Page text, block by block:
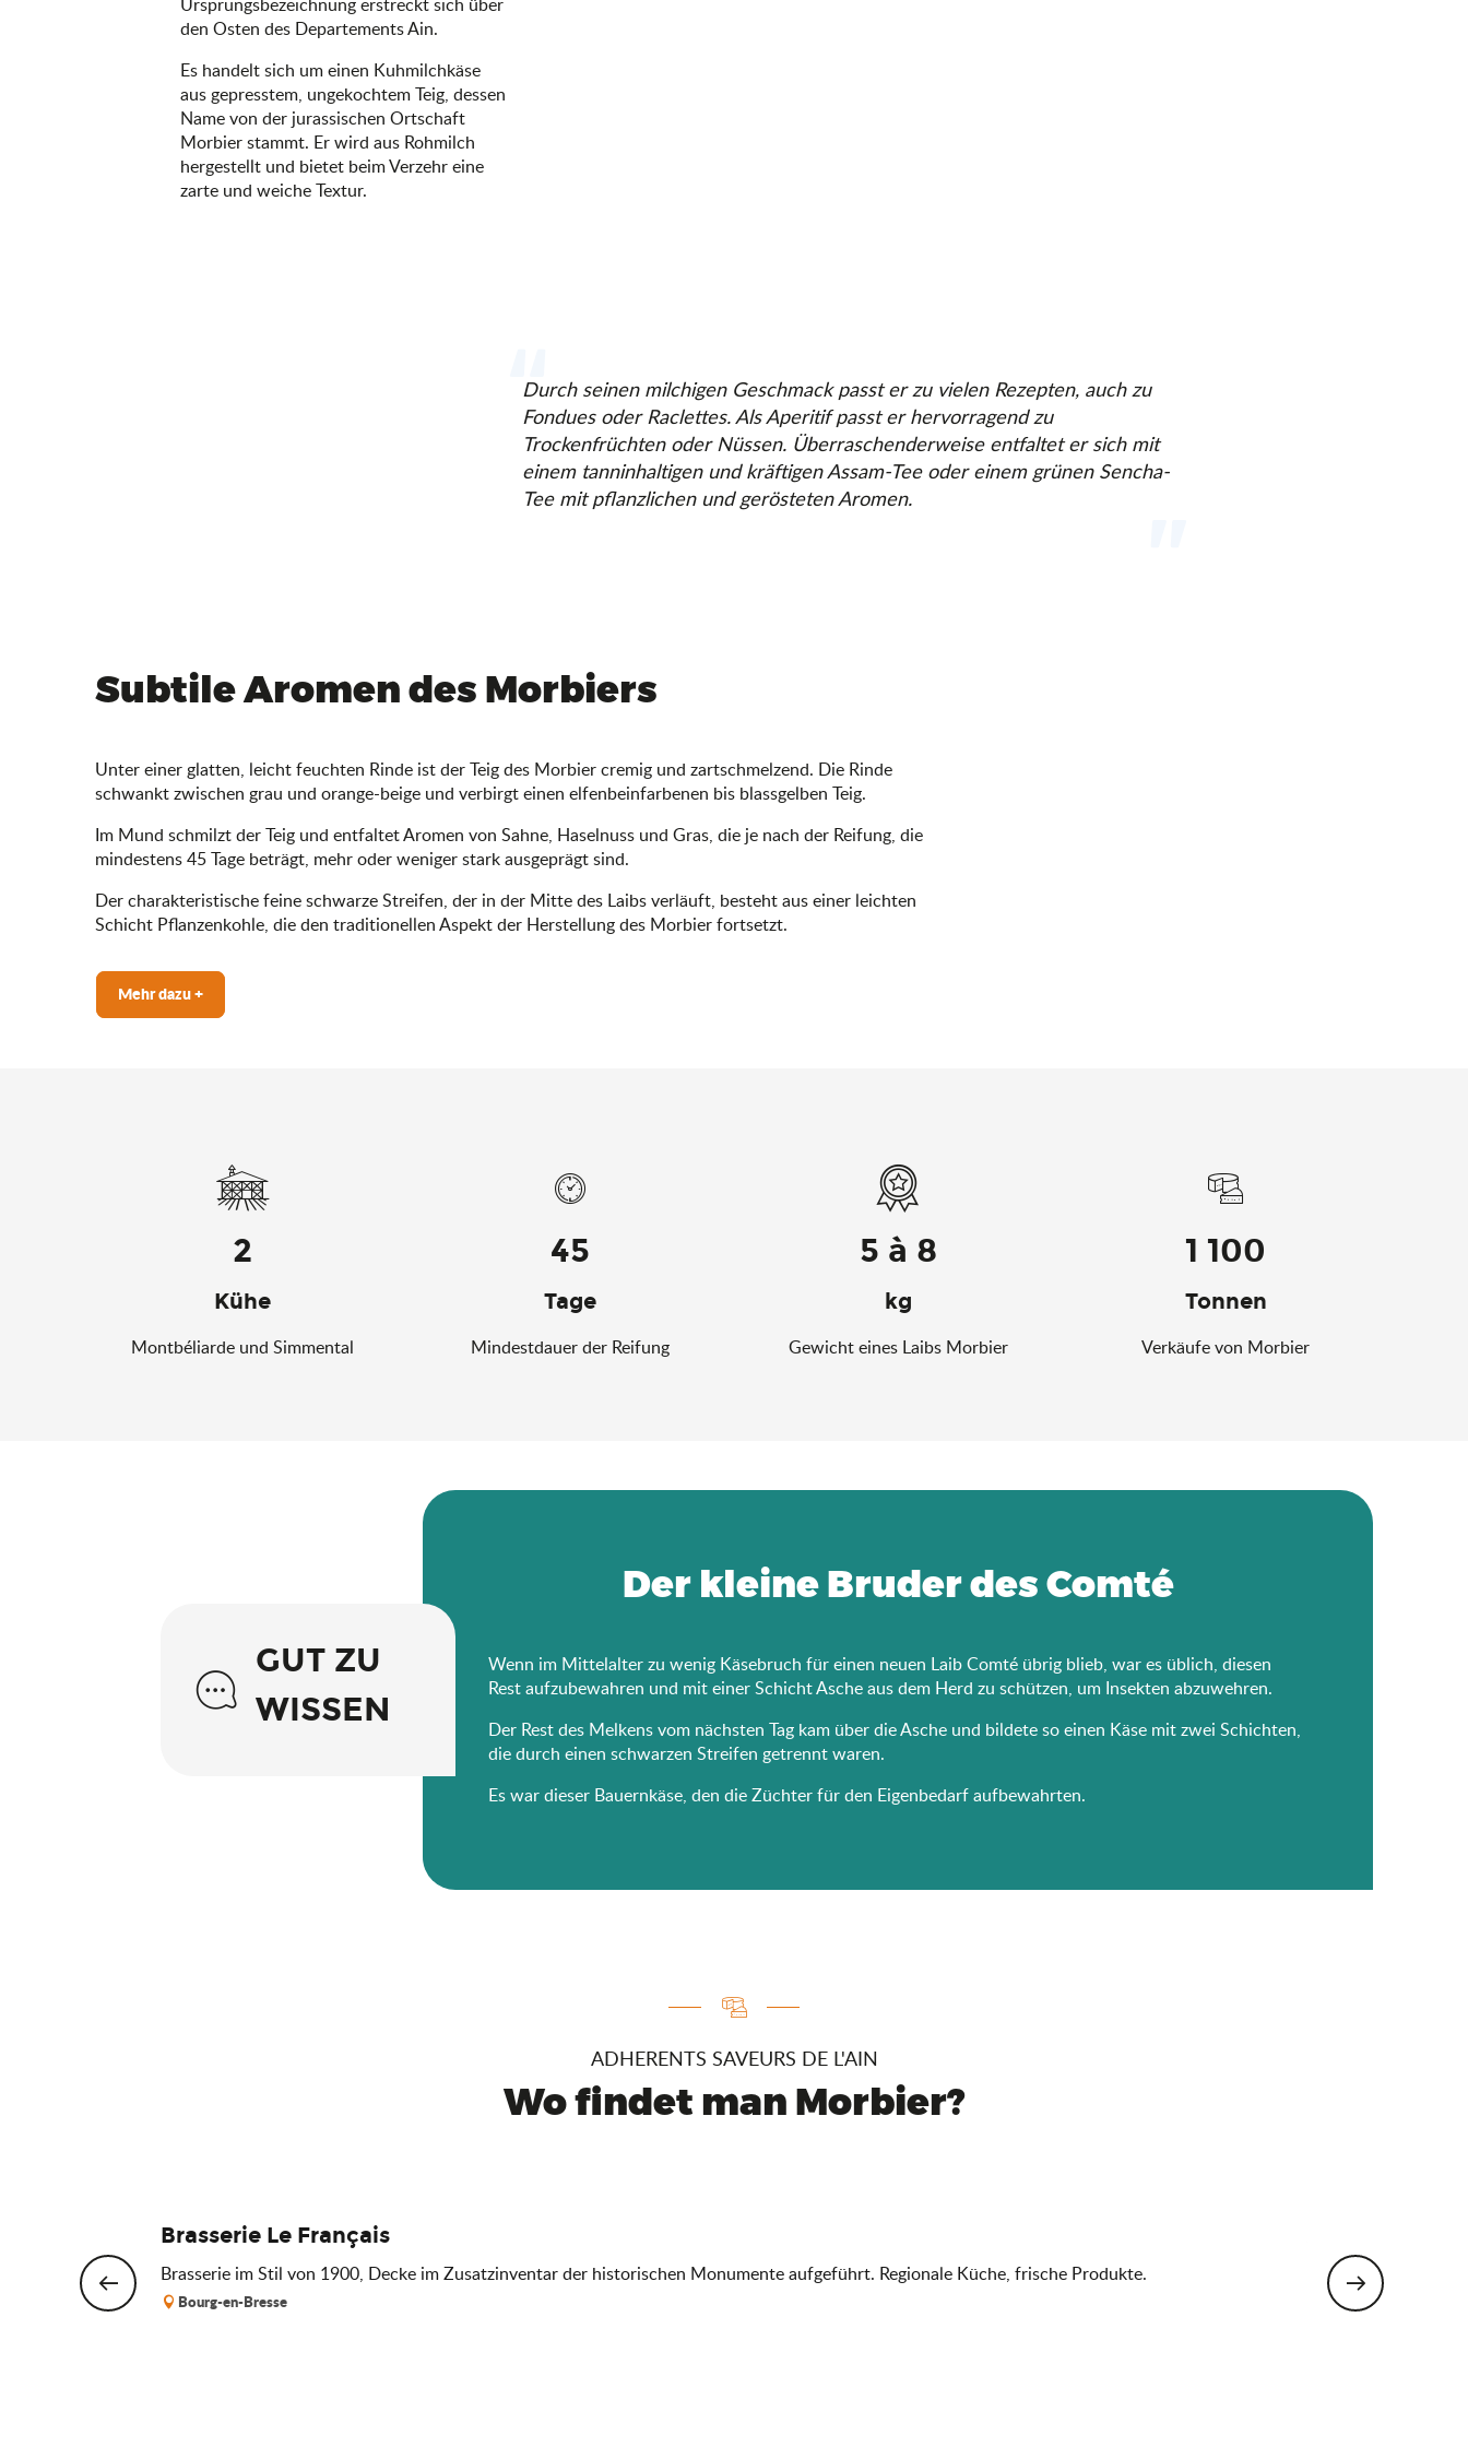
den Osten des Departements Ain.
Es handelt sich um einen Kuhmilchkäse
aus gepresstem, ungekochtem Teig, dessen
Name von der jurassischen Ortschaft
Morbier stammt. Er wird aus Rohmilch
hergestellt und bietet beim Verzehr eine
zarte und weiche Textur.
Durch seinen milchigen Geschmack passt er zu vielen Rezepten, auch zu
Fondues oder Raclettes. Als Aperitif passt er hervorragend zu
Trockenfrüchten oder Nüssen. Überraschenderweise entfaltet er sich mit
einem tanninhaltigen und kräftigen Assam-Tee oder einem grünen Sencha-
Tee mit pflanzlichen und gerösteten Aromen.
Subtile Aromen des Morbiers
Unter einer glatten, leicht feuchten Rinde ist der Teig des Morbier cremig und zartschmelzend. Die Rinde
schwankt zwischen grau und orange-beige und verbirgt einen elfenbeinfarbenen bis blassgelben Teig.
Im Mund schmilzt der Teig und entfaltet Aromen von Sahne, Haselnuss und Gras, die je nach der Reifung, die
mindestens 45 Tage beträgt, mehr oder weniger stark ausgeprägt sind.
Der charakteristische feine schwarze Streifen, der in der Mitte des Laibs verläuft, besteht aus einer leichten
Schicht Pflanzenkohle, die den traditionellen Aspekt der Herstellung des Morbier fortsetzt.
Mehr dazu +
2
Kühe
Montbéliarde und Simmental
45
Tage
Mindestdauer der Reifung
5 à 8
kg
Gewicht eines Laibs Morbier
1 100
Tonnen
Verkäufe von Morbier
GUT ZU
WISSEN
Der kleine Bruder des Comté
Wenn im Mittelalter zu wenig Käsebruch für einen neuen Laib Comté übrig blieb, war es üblich, diesen
Rest aufzubewahren und mit einer Schicht Asche aus dem Herd zu schützen, um Insekten abzuwehren.
Der Rest des Melkens vom nächsten Tag kam über die Asche und bildete so einen Käse mit zwei Schichten,
die durch einen schwarzen Streifen getrennt waren.
Es war dieser Bauernkäse, den die Züchter für den Eigenbedarf aufbewahrten.
ADHERENTS SAVEURS DE L'AIN
Wo findet man Morbier?
Brasserie Le Français
Brasserie im Stil von 1900, Decke im Zusatzinventar der historischen Monumente aufgeführt. Regionale Küche, frische Produkte.
Bourg-en-Bresse
Bohas-Meyriat-Rignat